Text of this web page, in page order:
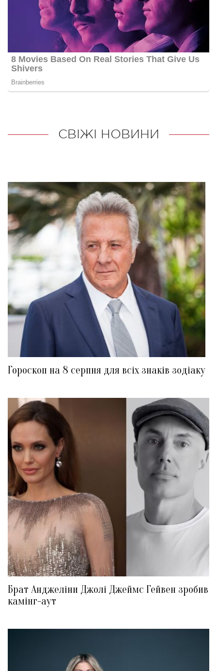
СВІЖІ НОВИНИ
Гороскоп на 8 серпня для всіх знаків зодіаку
Брат Анджеліни Джолі Джеймс Гейвен зробив
камінг-аут